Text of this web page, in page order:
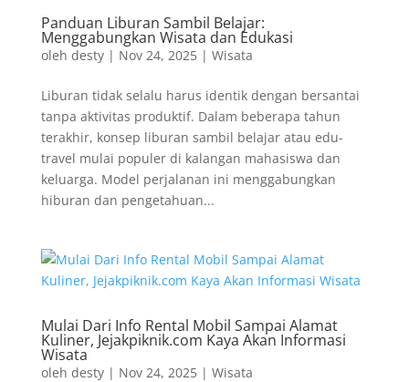
Panduan Liburan Sambil Belajar:
Menggabungkan Wisata dan Edukasi
oleh desty| Nov 24, 2025| Wisata
Liburan tidak selalu harus identik dengan bersantai
tanpa aktivitas produktif. Dalam beberapa tahun
terakhir, konsep liburan sambil belajar atau edu-
travel mulai populer di kalangan mahasiswa dan
keluarga. Model perjalanan ini menggabungkan
hiburan dan pengetahuan...
Mulai Dari Info Rental Mobil Sampai Alamat
Kuliner, Jejakpiknik.com Kaya Akan Informasi
Wisata
oleh desty| Nov 24, 2025| Wisata